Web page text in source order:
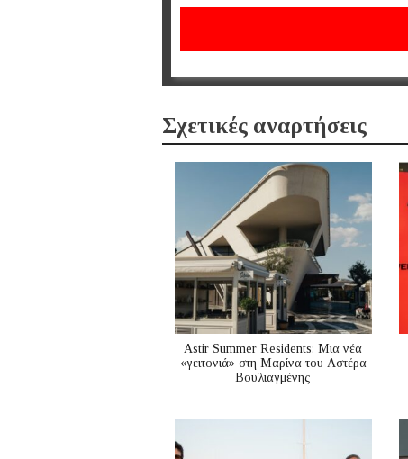
Σχετικές αναρτήσεις
Astir Summer Residents: Μια νέα
«γειτονιά» στη Μαρίνα του Αστέρα
Βουλιαγμένης